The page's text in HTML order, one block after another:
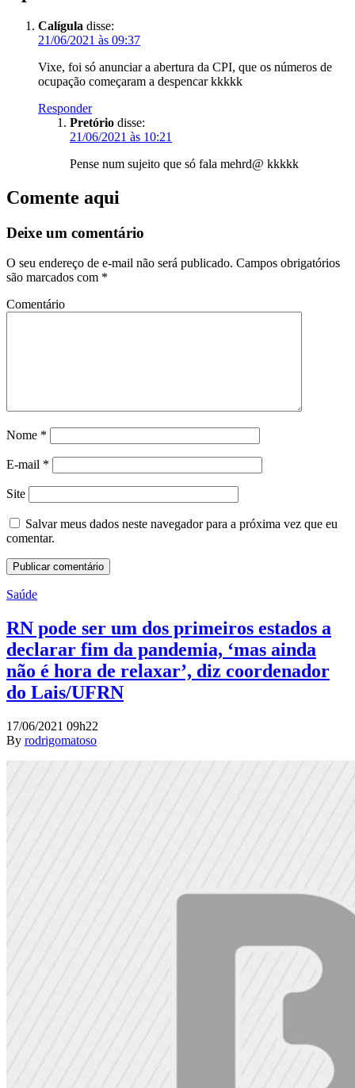
Calígula disse:
21/06/2021 às 09:37
Vixe, foi só anunciar a abertura da CPI, que os números de
ocupação começaram a despencar kkkkk
Responder
Pretório disse:
21/06/2021 às 10:21
Pense num sujeito que só fala mehrd@ kkkkk
Comente aqui
Deixe um comentário
O seu endereço de e-mail não será publicado. Campos obrigatórios
são marcados com *
Comentário
Nome *
E-mail *
Site
Salvar meus dados neste navegador para a próxima vez que eu
comentar.
Saúde
RN pode ser um dos primeiros estados a
declarar fim da pandemia, ‘mas ainda
não é hora de relaxar’, diz coordenador
do Lais/UFRN
17/06/2021 09h22
By rodrigomatoso